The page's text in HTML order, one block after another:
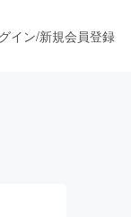
イン/新規会員登録